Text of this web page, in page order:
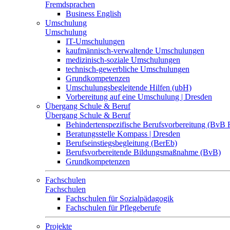
Fremdsprachen
Business English
Umschulung
Umschulung
IT-Umschulungen
kaufmännisch-verwaltende Umschulungen
medizinisch-soziale Umschulungen
technisch-gewerbliche Umschulungen
Grundkompetenzen
Umschulungsbegleitende Hilfen (ubH)
Vorbereitung auf eine Umschulung | Dresden
Übergang Schule & Beruf
Übergang Schule & Beruf
Behindertenspezifische Berufsvorbereitung (BvB
Beratungsstelle Kompass | Dresden
Berufseinstiegsbegleitung (BerEb)
Berufsvorbereitende Bildungsmaßnahme (BvB)
Grundkompetenzen
Fachschulen
Fachschulen
Fachschulen für Sozialpädagogik
Fachschulen für Pflegeberufe
Projekte